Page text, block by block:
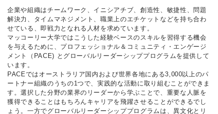
企業や組織はチームワーク、イニシアチブ、創造性、敏捷性、問題
解決力、タイムマネジメント、職業上のエチケットなどを持ち合わ
せている、即戦力となれる人材を求めています。
マッコーリー大学ではこうした経験ベースのスキルを習得する機会
を与えるために、プロフェッショナル＆コミュニティ・エンゲージ
メント（PACE) とグローバルリーダーシッププログラムを提供して
います。
PACEではオーストラリア国内および世界各地にある3,000以上のパ
ートナー組織のうちの1つで、実践的な活動に取り組むことができま
す。選択した分野の業界のリーダーから学ぶことで、重要な人脈を
獲得できることはもちろんキャリアを飛躍させることができるでし
ょう。一方でグローバルリーダーシッププログラムは、異文化とリ